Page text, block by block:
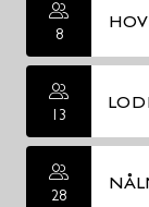
8
13
28